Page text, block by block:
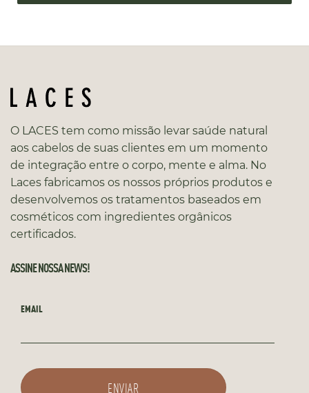
O LACES tem como missão levar saúde natural
aos cabelos de suas clientes em um momento
de integração entre o corpo, mente e alma. No
Laces fabricamos os nossos próprios produtos e
desenvolvemos os tratamentos baseados em
cosméticos com ingredientes orgânicos
certificados.
ASSINE NOSSA NEWS!
EMAIL